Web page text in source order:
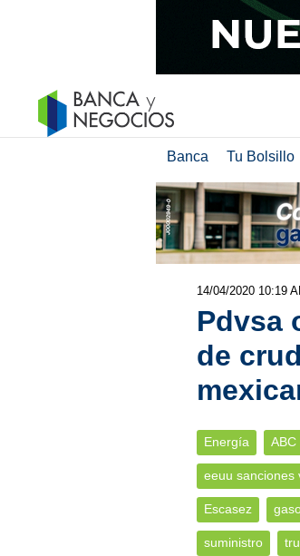
Banca Tu Bolsillo
14/04/2020 10:19
Pdvsa
de
Energía ABC
eeuu sanciones
Escasez
suministro